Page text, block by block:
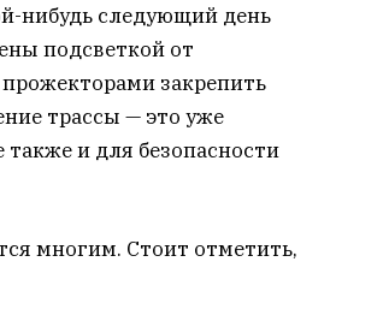
нибудь следующий день
подсветкой от
закрепить
трассы — это уже
и для безопасности
многим. Стоит отметить,